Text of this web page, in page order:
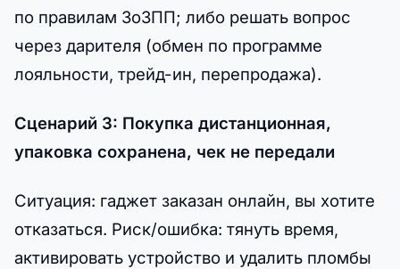
по правилам ЗоЗПП; либо решать вопрос
через дарителя (обмен по программе
лояльности, трейд-ин, перепродажа).
Сценарий 3: Покупка дистанционная,
упаковка сохранена, чек не передали
Ситуация: гаджет заказан онлайн, вы хотите
отказаться. Риск/ошибка: тянуть время,
активировать устройство и удалить пломбы